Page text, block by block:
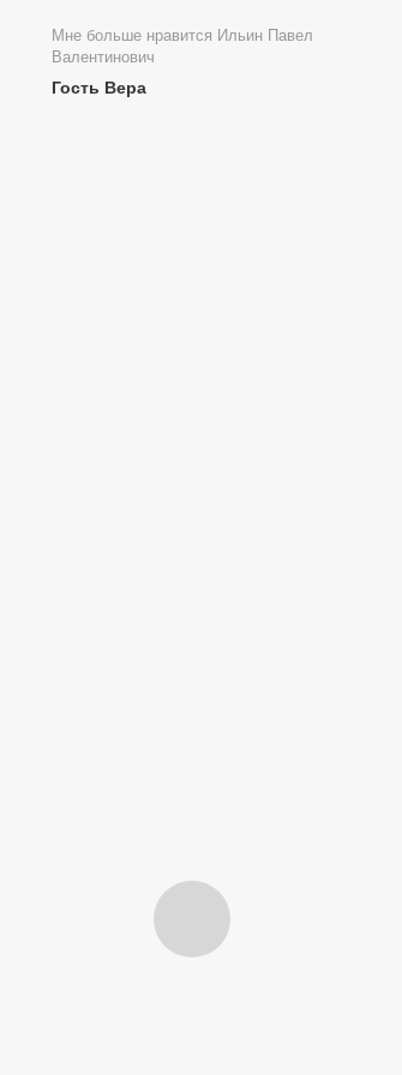
Мне больше нравится Ильин Павел
Валентинович
Гость Вера